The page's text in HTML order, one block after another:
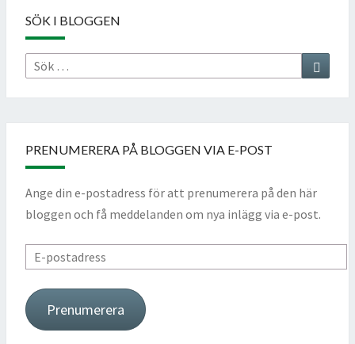
SÖK I BLOGGEN
Sök
efter:
Sök
PRENUMERERA PÅ BLOGGEN VIA E-POST
Ange din e-postadress för att prenumerera på den här
bloggen och få meddelanden om nya inlägg via e-post.
E-
postadress
Prenumerera